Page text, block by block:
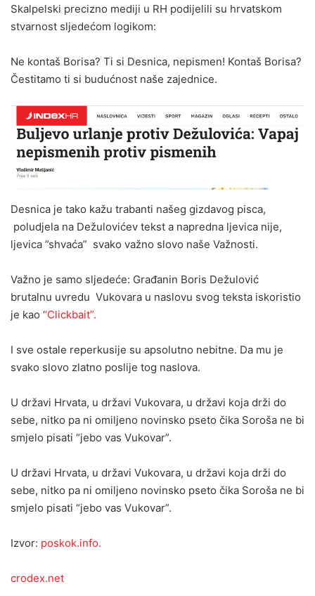
Skalpelski precizno mediji u RH podijelili su hrvatskom
stvarnost sljedećom logikom:
Ne kontaš Borisa? Ti si Desnica, nepismen! Kontaš Borisa?
Čestitamo ti si budućnost naše zajednice.
Desnica je tako kažu trabanti našeg gizdavog pisca,
poludjela na Dežulovićev tekst a napredna ljevica nije,
ljevica ”shvaća” svako važno slovo naše Važnosti.
Važno je samo sljedeće: Građanin Boris Dežulović
brutalnu uvredu Vukovara u naslovu svog teksta iskoristio
je kao ‘‘Clickbait”.
I sve ostale reperkusije su apsolutno nebitne. Da mu je
svako slovo zlatno poslije tog naslova.
U državi Hrvata, u državi Vukovara, u državi koja drži do
sebe, nitko pa ni omiljeno novinsko pseto čika Soroša ne bi
smjelo pisati “jebo vas Vukovar”.
U državi Hrvata, u državi Vukovara, u državi koja drži do
sebe, nitko pa ni omiljeno novinsko pseto čika Soroša ne bi
smjelo pisati “jebo vas Vukovar”.
Izvor: poskok.info.
crodex.net